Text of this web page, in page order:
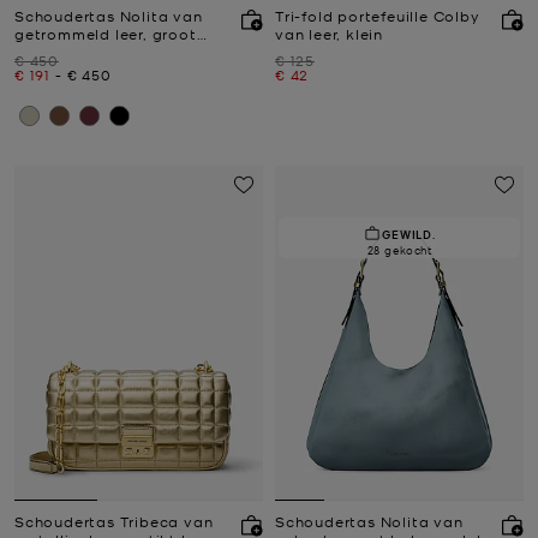
Schoudertas Nolita van
getrommeld leer, groot
Was
€ 450
Nu
€ 191 -
tot Nu
€ 450
Tri-fold portefeuille Colby
van leer, klein
Was
€ 125
Nu
€ 42
Schoudertas Tribeca van
GEWILD.
28 gekocht
Schoudertas Nolita van